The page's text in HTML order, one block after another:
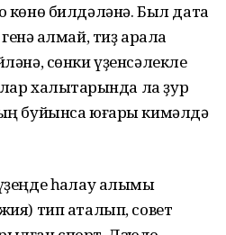
көнө билдәләнә. Был дата
ҡалмай, тиҙ арала
сөнки үҙенсәлекле
халыҡтарында ла ҙур
буйынса юғары кимәлдә
һаҡлау алымы
тип аталып, совет